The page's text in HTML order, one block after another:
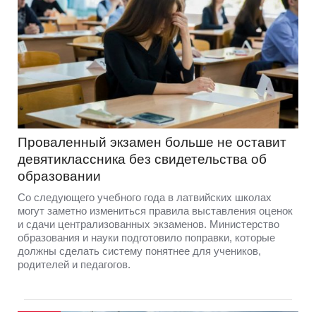
Проваленный экзамен больше не оставит
девятиклассника без свидетельства об
образовании
Со следующего учебного года в латвийских школах
могут заметно измениться правила выставления оценок
и сдачи централизованных экзаменов. Министерство
образования и науки подготовило поправки, которые
должны сделать систему понятнее для учеников,
родителей и педагогов.